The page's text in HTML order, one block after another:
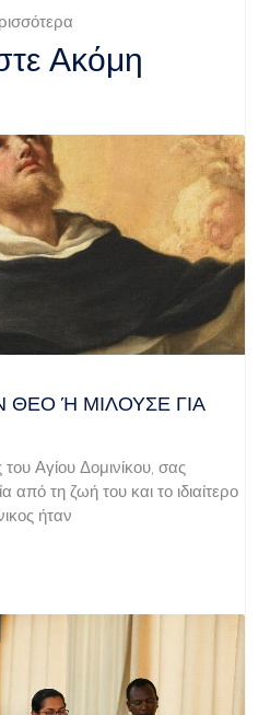
Ακόμη
Ή ΜΙΛΟΎΣΕ ΓΙΑ ΤΟ
Αγίου Δομινίκου, σας
από τη ζωή του και το ιδιαίτερο
ήταν